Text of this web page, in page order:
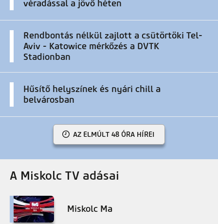
véradással a jövő héten
Rendbontás nélkül zajlott a csütörtöki Tel-
Aviv - Katowice mérkőzés a DVTK
Stadionban
Hűsítő helyszínek és nyári chill a
belvárosban
AZ ELMÚLT 48 ÓRA HÍREI
A Miskolc TV adásai
Miskolc Ma